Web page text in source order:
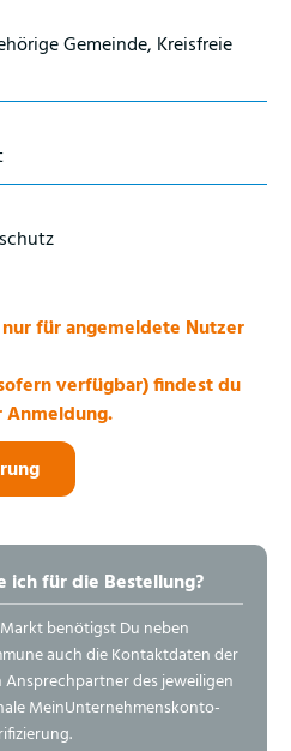
Gemeinde, Kreisfreie
für angemeldete Nutzer
verfügbar) findest du
Anmeldung.
ich für die Bestellung?
benötigst Du neben
auch die Kontaktdaten der
des jeweiligen
MeinUnternehmenskonto-